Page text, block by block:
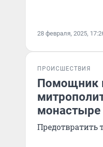
28 февраля, 2025,
ПРОИСШЕСТВИЯ
Помощник
монастыре
Предотвратить